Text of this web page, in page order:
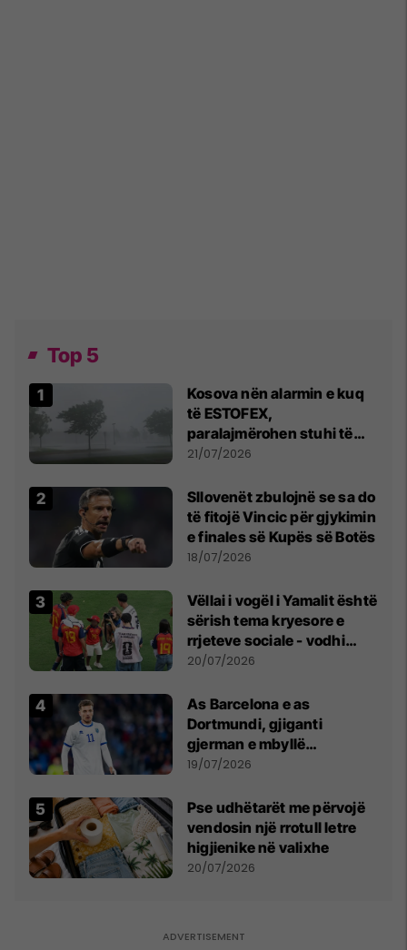
Top 5
Kosova nën alarmin e kuq
të ESTOFEX,
paralajmërohen stuhi të
fuqishme me breshër dhe
21/07/2026
Sllovenët zbulojnë se sa do
të fitojë Vincic për gjykimin
e finales së Kupës së Botës
18/07/2026
Vëllai i vogël i Yamalit është
sërish tema kryesore e
rrjeteve sociale - vodhi
vëmendjen pas finales së
20/07/2026
As Barcelona e as
Dortmundi, gjiganti
gjerman e mbyllë
marrëveshjen për Fisnik
19/07/2026
Pse udhëtarët me përvojë
vendosin një rrotull letre
higjienike në valixhe
20/07/2026